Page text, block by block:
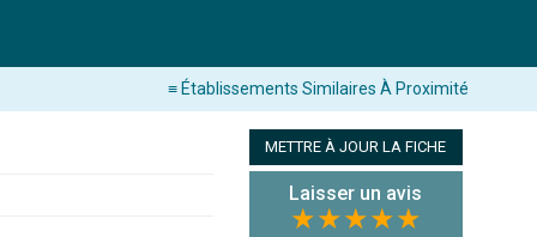
≡ Établissements Similaires À Proximité
METTRE À JOUR LA FICHE
Laisser un avis
★★★★★